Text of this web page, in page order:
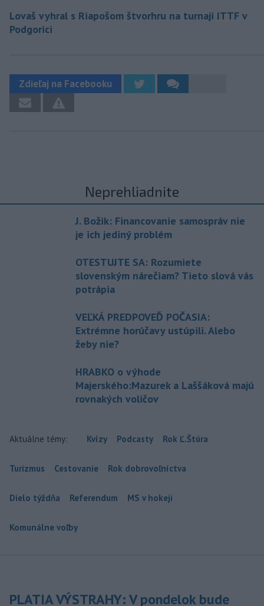
Lovaš vyhral s Riapošom štvorhru na turnaji ITTF v
Podgorici
Zdieľaj na Facebooku
Neprehliadnite
J. Božik: Financovanie samospráv nie
je ich jediný problém
OTESTUJTE SA: Rozumiete
slovenským nárečiam? Tieto slová vás
potrápia
VEĽKÁ PREDPOVEĎ POČASIA:
Extrémne horúčavy ustúpili. Alebo
žeby nie?
HRABKO o výhode
Majerského:Mazurek a Laššáková majú
rovnakých voličov
Aktuálne témy: Kvízy Podcasty Rok Ľ.Štúra
Turizmus Cestovanie Rok dobrovoľníctva
Dielo týždňa Referendum MS v hokeji
Komunálne voľby
PLATIA VÝSTRAHY: V pondelok bude